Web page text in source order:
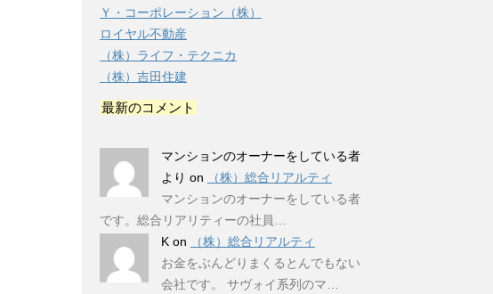
Ｙ・コーポレーション（株）
ロイヤル不動産
（株）ライフ・テクニカ
（株）吉田住建
最新のコメント
マンションのオーナーをしている者
より on
（株）総合リアルティ
マンションのオーナーをしている者
です。総合リアリティーの社員…
K on
（株）総合リアルティ
お金をぶんどりまくるとんでもない
会社です。 サヴォイ系列のマ…